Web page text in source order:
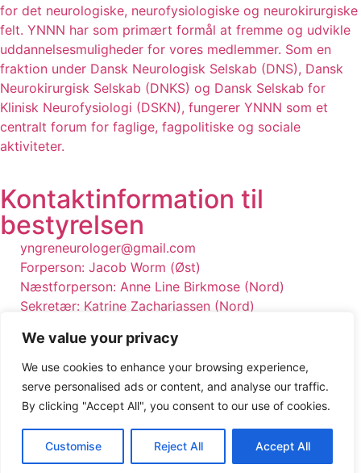
We value your privacy
We use cookies to enhance your browsing experience,
serve personalised ads or content, and analyse our traffic.
By clicking "Accept All", you consent to our use of cookies.
Customise Reject All Accept All
for det neurologiske, neurofysiologiske og neurokirurgiske
felt. YNNN har som primært formål at fremme og udvikle
uddannelsesmuligheder for vores medlemmer. Som en
fraktion under Dansk Neurologisk Selskab (DNS), Dansk
Neurokirurgisk Selskab (DNKS) og Dansk Selskab for
Klinisk Neurofysiologi (DSKN), fungerer YNNN som et
centralt forum for faglige, fagpolitiske og sociale
aktiviteter.
Kontaktinformation til
bestyrelsen
yngreneurologer@gmail.com
Forperson: Jacob Worm (Øst)
Næstforperson: Anne Line Birkmose (Nord)
Sekretær: Katrine Zachariassen (Nord)
© 2026 ynnn.dk
CVR: 33823703
PrivatlivspolitikCookiepolitik